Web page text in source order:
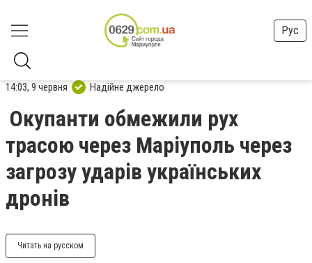
Рус
14:03, 9 червня Надійне джерело
Окупанти обмежили рух
трасою через Маріуполь через
загрозу ударів українських
дронів
Читать на русском